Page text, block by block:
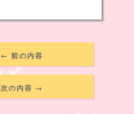
← 前の内容
次の内容 →